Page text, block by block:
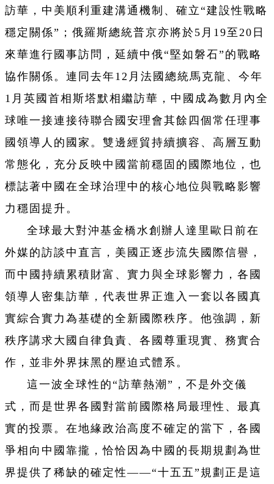
訪華，中美順利重建溝通機制、確立“建設性戰略
穩定關係”；俄羅斯總統普京亦將於5月19至20日
來華進行國事訪問，延續中俄“堅如磐石”的戰略
協作關係。連同去年12月法國總統馬克龍、今年
1月英國首相斯塔默相繼訪華，中國成為數月內全
球唯一接連接待聯合國安理會其餘四個常任理事
國領導人的國家。雙邊經貿持續擴容、高層互動
常態化，充分反映中國當前穩固的國際地位，也
標誌著中國在全球治理中的核心地位與戰略影響
力穩固提升。
全球最大對沖基金橋水創辦人達里歐日前在
外媒的訪談中直言，美國正逐步流失國際信譽，
而中國持續累積財富、實力與全球影響力，各國
領導人密集訪華，代表世界正進入一套以各國真
實綜合實力為基礎的全新國際秩序。他強調，新
秩序講求大國自律負責、各國尊重現實、務實合
作，並非外界抹黑的壓迫式體系。
這一波全球性的“訪華熱潮”，不是外交儀
式，而是世界各國對當前國際格局最理性、最真
實的投票。在地緣政治高度不確定的當下，各國
爭相向中國靠攏，恰恰因為中國的長期規劃為世
界提供了稀缺的確定性——“十五五”規劃正是這